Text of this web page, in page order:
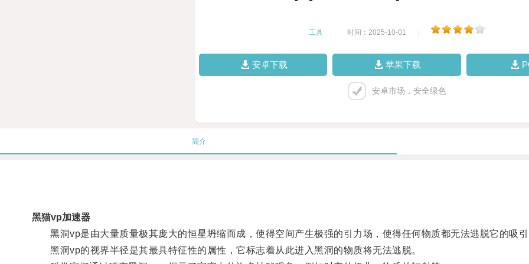
工具 时间：2025-10-01
安卓下载 苹果下载
安卓市场，安全绿色
简介
黑猫vp加速器
黑洞vp是由大量质量极其庞大的恒星坍缩而成，使得空间产生极强的引力场，使得任何物质都无法逃脱它的吸引
黑洞vp的视界半径是其最具特征性的属性，它标志着从此进入黑洞的物质将无法逃脱。